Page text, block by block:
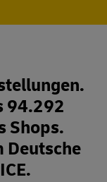
94.292
Shops.
Deutsche